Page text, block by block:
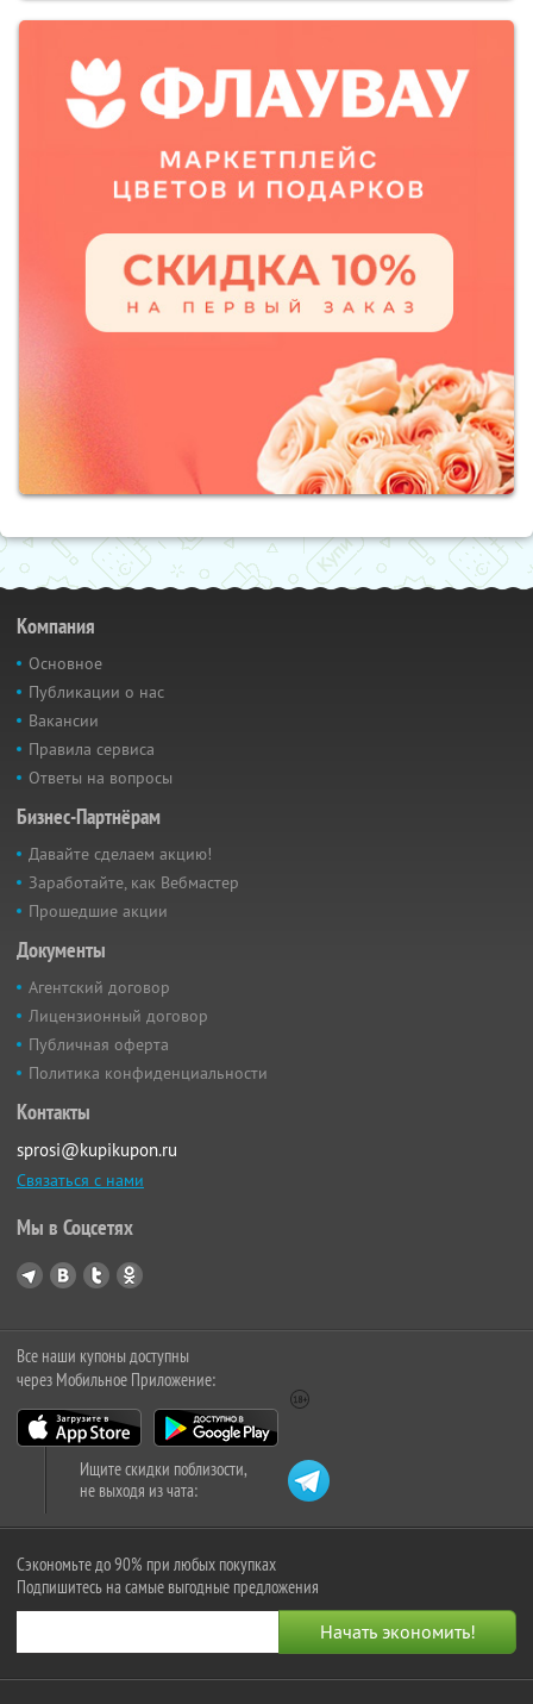
Компания
Основное
Публикации о нас
Вакансии
Правила сервиса
Ответы на вопросы
Бизнес-Партнёрам
Давайте сделаем акцию!
Заработайте, как Вебмастер
Прошедшие акции
Документы
Агентский договор
Лицензионный договор
Публичная оферта
Политика конфиденциальности
Контакты
sprosi@kupikupon.ru
Связаться с нами
Мы в Соцсетях
Все наши купоны доступны
через Мобильное Приложение:
Ищите скидки поблизости,
не выходя из чата:
Сэкономьте до 90% при любых покупках
Подпишитесь на самые выгодные предложения